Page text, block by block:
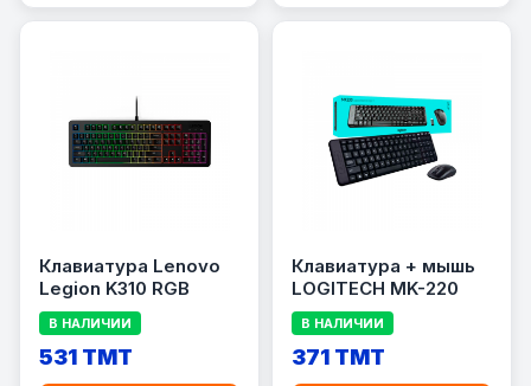
Клавиатура Lenovo
Legion K310 RGB
В НАЛИЧИИ
531 TMT
Клавиатура + мышь
LOGITECH MK-220
В НАЛИЧИИ
371 TMT